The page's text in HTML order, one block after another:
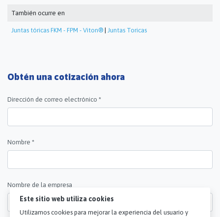
También ocurre en
Juntas tóricas FKM - FPM - Viton® | Juntas Toricas
Obtén una cotización ahora
Dirección de correo electrónico *
Nombre *
Nombre de la empresa
Este sitio web utiliza cookies
Utilizamos cookies para mejorar la experiencia del usuario y